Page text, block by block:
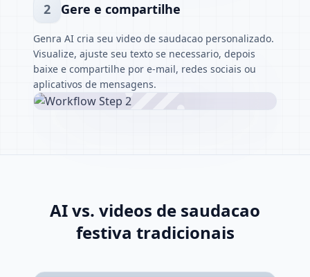
2 Gere e compartilhe
Genra AI cria seu video de saudacao personalizado.
Visualize, ajuste seu texto se necessario, depois
baixe e compartilhe por e-mail, redes sociais ou
aplicativos de mensagens.
AI vs. videos de saudacao
festiva tradicionais